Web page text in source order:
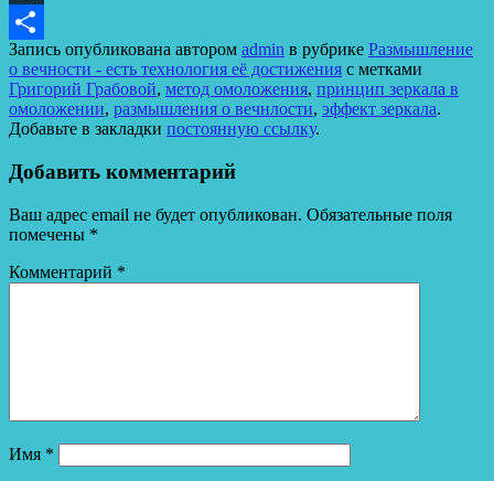
LiveJournal
Отправить
Запись опубликована автором admin в рубрике Размышление
о вечности - есть технология её достижения с метками
Григорий Грабовой, метод омоложения, принцип зеркала в
омоложении, размышления о вечнлости, эффект зеркала.
Добавьте в закладки постоянную ссылку.
Добавить комментарий
Ваш адрес email не будет опубликован. Обязательные поля
помечены *
Комментарий *
Имя *